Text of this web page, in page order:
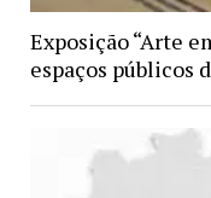
Exposição “Arte
espaços públicos